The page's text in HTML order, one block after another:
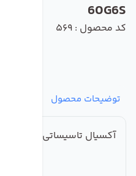
60G6S
کد محصول : 569
توضیحات محصول
آکسیال تاسیساتی